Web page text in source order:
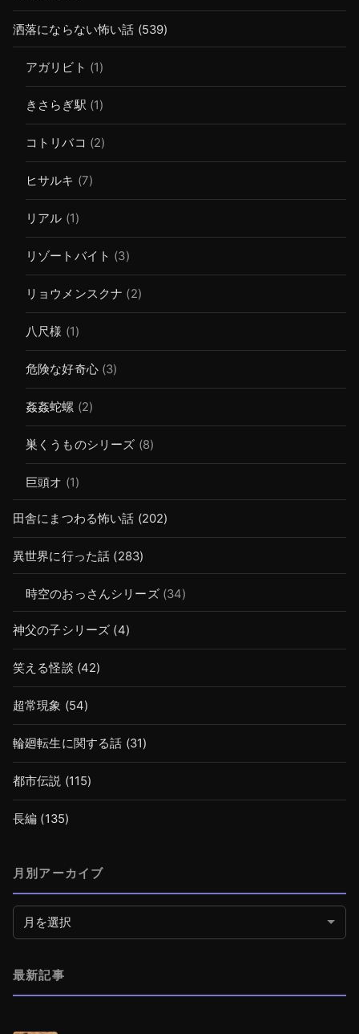
洒落にならない怖い話 (539)
アガリビト (1)
きさらぎ駅 (1)
コトリバコ (2)
ヒサルキ (7)
リアル (1)
リゾートバイト (3)
リョウメンスクナ (2)
八尺様 (1)
危険な好奇心(3)
姦姦蛇螺 (2)
巣くうものシリーズ (8)
巨頭オ (1)
田舎にまつわる怖い話 (202)
異世界に行った話 (283)
時空のおっさんシリーズ(34)
神父の子シリーズ (4)
笑える怪談 (42)
超常現象 (54)
輪廻転生に関する話 (31)
都市伝説 (115)
長編 (135)
月別アーカイブ
月別アーカイブ
最新記事